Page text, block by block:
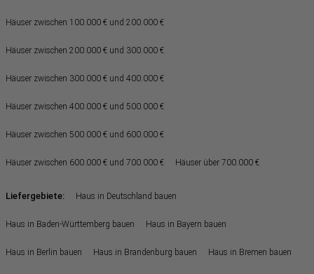
Häuser zwischen 100.000 € und 200.000 €
Häuser zwischen 200.000 € und 300.000 €
Häuser zwischen 300.000 € und 400.000 €
Häuser zwischen 400.000 € und 500.000 €
Häuser zwischen 500.000 € und 600.000 €
Häuser zwischen 600.000 € und 700.000 € Häuser über 700.000 €
Liefergebiete: Haus in Deutschland bauen
Haus in Baden-Württemberg bauen Haus in Bayern bauen
Haus in Berlin bauen Haus in Brandenburg bauen Haus in Bremen bauen